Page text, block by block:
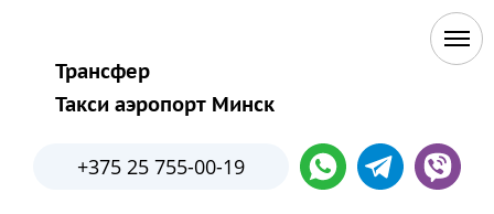
Трансфер
Такси аэропорт Минск
+375 25 755-00-19